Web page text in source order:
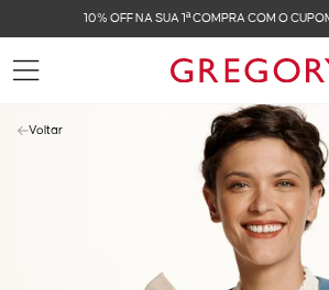
10% OFF NA SUA 1ª COMPRA COM O CUPOM GRGLOVERS
Voltar